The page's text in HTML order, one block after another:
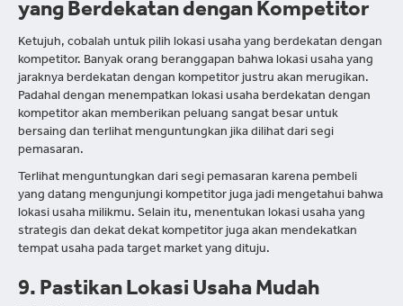
yang Berdekatan dengan Kompetitor
Ketujuh, cobalah untuk pilih lokasi usaha yang berdekatan dengan
kompetitor. Banyak orang beranggapan bahwa lokasi usaha yang
jaraknya berdekatan dengan kompetitor justru akan merugikan.
Padahal dengan menempatkan lokasi usaha berdekatan dengan
kompetitor akan memberikan peluang sangat besar untuk
bersaing dan terlihat menguntungkan jika dilihat dari segi
pemasaran.
Terlihat menguntungkan dari segi pemasaran karena pembeli
yang datang mengunjungi kompetitor juga jadi mengetahui bahwa
lokasi usaha milikmu. Selain itu, menentukan lokasi usaha yang
strategis dan dekat dekat kompetitor juga akan mendekatkan
tempat usaha pada target market yang dituju.
9. Pastikan Lokasi Usaha Mudah